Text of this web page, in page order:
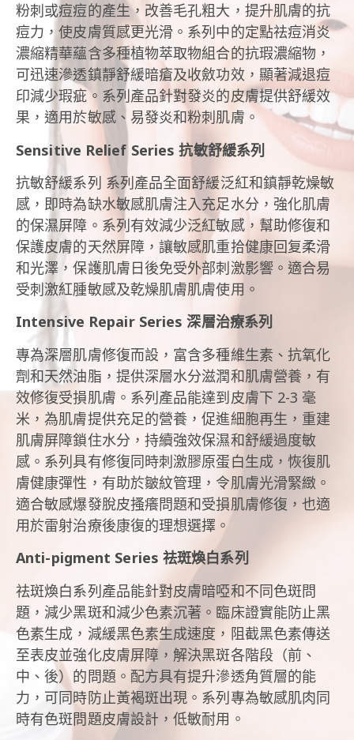
粉刺或痘痘的產生，改善毛孔粗大，提升肌膚的抗
痘力，使皮膚質感更光滑。 系列中的定點祛痘消炎
濃縮精華蘊含多種植物萃取物組合的抗瑕濃縮物，
可迅速滲透鎮靜舒緩暗瘡及收斂功效，顯著減退痘
印減少瑕疵。 系列產品針對發炎的皮膚提供舒緩效
果，適用於敏感、易發炎和粉刺肌膚。
Sensitive Relief Series 抗敏舒緩系列
抗敏舒緩系列 系列產品全面舒緩泛紅和鎮靜乾燥敏
感，即時為缺水敏感肌膚注入充足水分，強化肌膚
的保濕屏障。 系列有效減少泛紅敏感，幫助修復和
保護皮膚的天然屏障，讓敏感肌重拾健康回复柔滑
和光澤，保護肌膚日後免受外部刺激影響。 適合易
受刺激紅腫敏感及乾燥肌膚肌膚使用。
Intensive Repair Series 深層治療系列
專為深層肌膚修復而設，富含多種維生素、抗氧化
劑和天然油脂，提供深層水分滋潤和肌膚營養，有
效修復受損肌膚。 系列產品能達到皮膚下 2-3 毫
米，為肌膚提供充足的營養，促進細胞再生，重建
肌膚屏障鎖住水分，持續強效保濕和舒緩過度敏
感。 系列具有修復同時刺激膠原蛋白生成，恢復肌
膚健康彈性，有助於皺紋管理，令肌膚光滑緊緻。
適合敏感爆發脫皮搔癢問題和受損肌膚修復，也適
用於雷射治療後康復的理想選擇。
Anti-pigment Series 祛斑煥白系列
祛斑煥白系列產品能針對皮膚暗啞和不同色斑問
題，減少黑斑和減少色素沉著。 臨床證實能防止黑
色素生成，減緩黑色素生成速度，阻截黑色素傳送
至表皮並強化皮膚屏障，解決黑斑各階段（前、
中、後）的問題。 配方具有提升滲透角質層的能
力，可同時防止黃褐斑出現。 系列專為敏感肌肉同
時有色斑問題皮膚設計，低敏耐用。